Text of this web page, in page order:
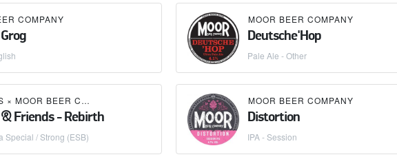
COMPANY MOOR BEER COMPANY
Deutsche'Hop
Pale Ale - Other
× MOOR BEER COMPANY
& Friends - Rebirth
Special / Strong (ESB)
MOOR BEER COMPANY
Distortion
IPA - Session